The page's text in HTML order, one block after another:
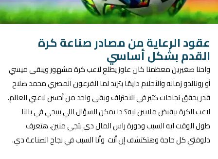
عقود الرعاية من مصادر صناعة كرة
القدم بشكل أساسي
واحنا صغيرين معظمنا كان عاوز يطلع لاعب كرة مشهور ويبقى ميسي
أو رونالدو زمانه والأحلام دايمًا بتزيد لما الفرعون المصري محمد صلاح
قدر يحقق نجاحات كتير في الاحتراف وبقى واحد من أحسن لاعبي العالم.
لاعب الكرة بيقبض ملايين ليه؟ دا يمكن السؤال اللي بييجي في بالنا
طول الوقت ايه السبب ودورة راس المال دي بتجي منين، هتعرف
دلوقتي كل حاجة وهتكتشف إن أنت وأنا السبب في نجاح الصناعة دي.